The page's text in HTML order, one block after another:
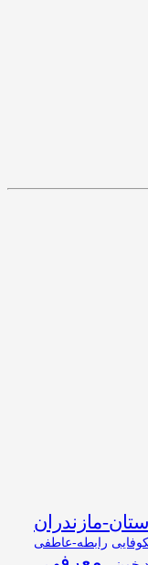
استان-مازندران
رابطه-عاطفی